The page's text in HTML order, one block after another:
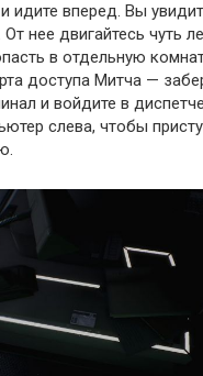
идите вперед. Вы
От нее двигайтесь чуть
в отдельную
доступа Митча —
и войдите в
слева, чтобы